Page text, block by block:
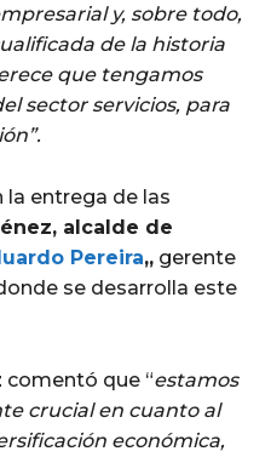
y, sobre todo,
de la historia
que tengamos
sector servicios, para
entrega de las
alcalde de
Pereira,, gerente
se desarrolla este
comentó que “estamos
crucial en cuanto al
económica,